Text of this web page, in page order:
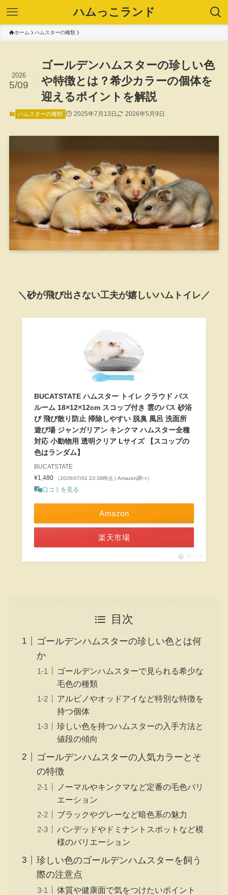
ハムっこランド
ホーム ハムスターの種類
ゴールデンハムスターの珍しい色
や特徴とは？希少カラーの個体を
迎えるポイントを解説
2026
5/09
ハムスターの種類 2025年7月13日 2026年5月9日
＼砂が飛び出さない工夫が嬉しいハムトイレ／
BUCATSTATE ハムスター トイレ クラウド バス
ルーム 18×12×12cm スコップ付き 雲のバス 砂浴
び 飛び散り防止 掃除しやすい 脱臭 風呂 洗面所
遊び場 ジャンガリアン キンクマ ハムスター全種
対応 小動物用 透明クリア Lサイズ 【スコップの
色はランダム】
BUCATSTATE
¥1,480
（2026/07/02 23:38時点 | Amazon調べ）
口コミを見る
Amazon
楽天市場
ポチップ
目次
ゴールデンハムスターの珍しい色とは何
か
ゴールデンハムスターで見られる希少な
毛色の種類
アルビノやオッドアイなど特別な特徴を
持つ個体
珍しい色を持つハムスターの入手方法と
値段の傾向
ゴールデンハムスターの人気カラーとそ
の特徴
ノーマルやキンクマなど定番の毛色バリ
エーション
ブラックやグレーなど暗色系の魅力
バンデッドやドミナントスポットなど模
様のバリエーション
珍しい色のゴールデンハムスターを飼う
際の注意点
体質や健康面で気をつけたいポイント